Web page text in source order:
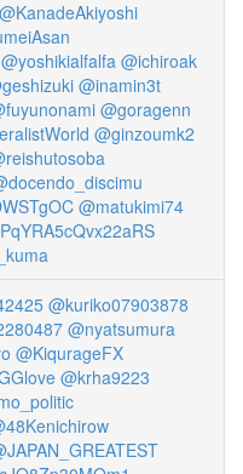
@KanadeAkiyoshi
@yoshikialfalfa @ichiroak
@inamin3t
@goragenn
@ginzoumk2
@matukimi74
@kuriko07903878
@nyatsumura
@KiqurageFX
@krha9223